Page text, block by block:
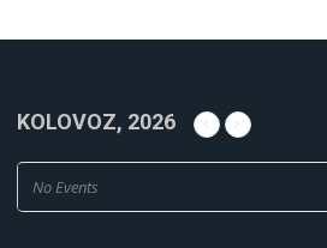
KOLOVOZ, 2026
No Events